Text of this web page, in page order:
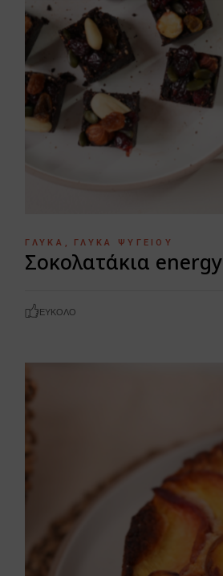
ΓΛΥΚΆ ΓΛΥΚΆ ΨΥΓΕΊΟΥ
Σοκολατάκια energy
ΕΎΚΟΛΟ